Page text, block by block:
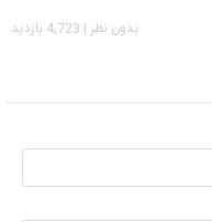
بدون نظر | 4,723 بازدید